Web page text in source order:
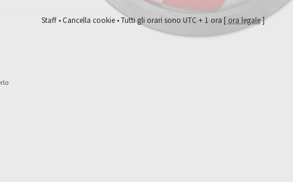
Staff•Cancella cookie• Tutti gli orari sono UTC + 1 ora [ ora legale]